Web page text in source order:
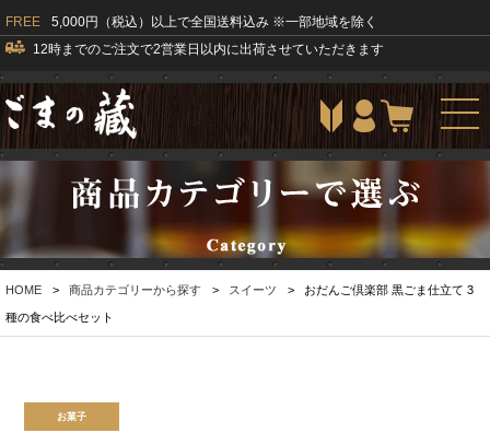
FREE 5,000円（税込）以上で全国送料込み ※一部地域を除く
12時までのご注文で2営業日以内に出荷させていただきます
HOME > 商品カテゴリーから探す > スイーツ > おだんご倶楽部 黒ごま仕立て 3
種の食べ比べセット
お菓子